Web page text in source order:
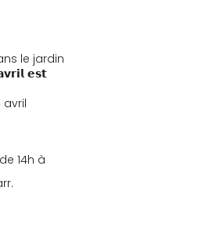
le jardin
𝗲𝘀𝘁
14h à